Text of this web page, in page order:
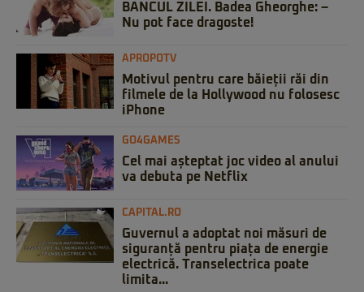
BANCUL ZILEI. Badea Gheorghe: –
Nu pot face dragoste!
APROPOTV
Motivul pentru care băieții răi din
filmele de la Hollywood nu folosesc
iPhone
GO4GAMES
Cel mai așteptat joc video al anului
va debuta pe Netflix
CAPITAL.RO
Guvernul a adoptat noi măsuri de
siguranță pentru piața de energie
electrică. Transelectrica poate
limita...